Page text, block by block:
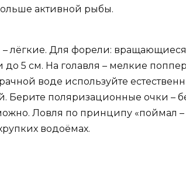
активной рыбы.
– лёгкие. Для форели:
до 5 см. На голавля – мелкие
воде используйте
Берите поляризационные очки –
Ловля по принципу «поймал –
водоёмах.